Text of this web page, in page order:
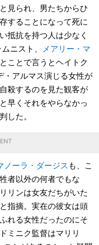
見られ、男たちからひ
することになって死に
抵抗を持つ人は少なく
ニスト、 メアリー・マ
ことで言うとヘイトク
・アルマス演じる女性が
殺するのを見た観客が
早くそれをやらなかっ
した。
ノーラ・ダージス も、こ
者以外の何者でもな
リンは女友だちがいた
指摘。実在の彼女は頭
れる女性だったのにそ
ミニク監督はマリリ